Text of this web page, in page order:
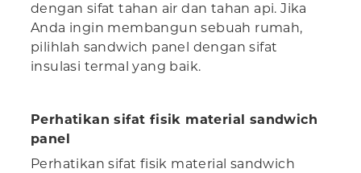
dengan sifat tahan air dan tahan api. Jika
Anda ingin membangun sebuah rumah,
pilihlah sandwich panel dengan sifat
insulasi termal yang baik.
Perhatikan sifat fisik material sandwich
panel
Perhatikan sifat fisik material sandwich